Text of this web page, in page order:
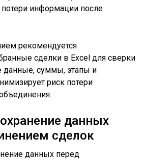
информации после
данных
сделок